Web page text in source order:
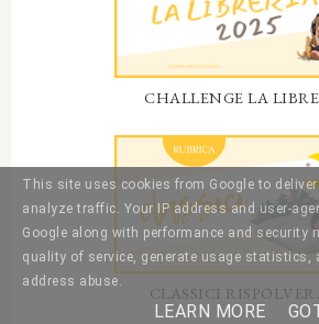
CHALLENGE LA
CLASSICI
This site uses cookies from Google to
analyze traffic. Your IP address and user-
Google along with performance and security
quality of service, generate usage statistics,
address abuse.
LEARN MORE